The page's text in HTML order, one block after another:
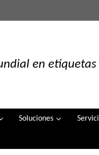
en
Soluciones